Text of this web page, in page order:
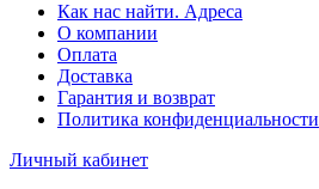
Как нас найти. Адреса
О компании
Оплата
Доставка
Гарантия и возврат
Политика конфиденциальности
Личный кабинет